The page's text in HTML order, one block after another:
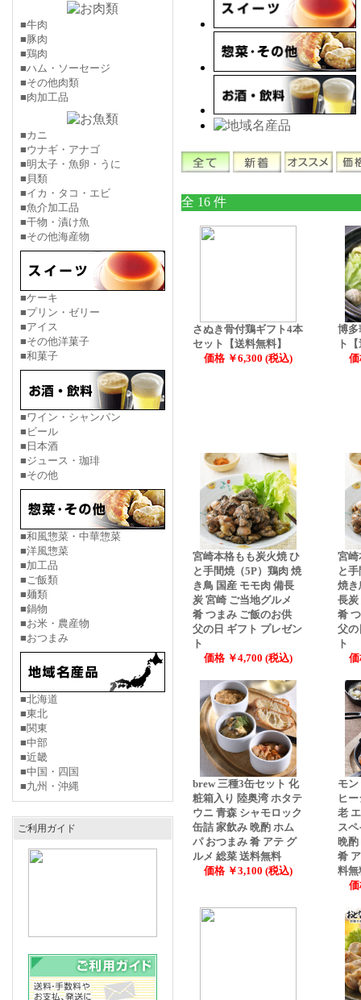
■牛肉
■豚肉
■鶏肉
■ハム・ソーセージ
■その他肉類
■肉加工品
■カニ
■ウナギ・アナゴ
■明太子・魚卵・うに
■貝類
■イカ・タコ・エビ
■魚介加工品
■干物・漬け魚
■その他海産物
■ケーキ
■プリン・ゼリー
■アイス
■その他洋菓子
■和菓子
■ワイン・シャンパン
■ビール
■日本酒
■ジュース・珈琲
■その他
■和風惣菜・中華惣菜
■洋風惣菜
■加工品
■ご飯類
■麺類
■鍋物
■お米・農産物
■おつまみ
■北海道
■東北
■関東
■中部
■近畿
■中国・四国
■九州・沖縄
ご利用ガイド
全 16 件
さぬき骨付鶏ギフト4本
セット【送料無料】
価格 ￥6,300 (税込)
博多
ト
価
宮崎本格もも炭火焼 ひ
と手間焼（5P）鶏肉 焼
き鳥 国産 モモ肉 備長
炭 宮崎 ご当地グルメ
肴 つまみ ご飯のお供
父の日 ギフト プレゼン
ト
価格 ￥4,700 (税込)
宮崎
と
焼き
長炭
肴
父の
ト
価
brew 三種3缶セット 化
粧箱入り 陸奥湾 ホタテ
ウニ 青森 シャモロック
缶詰 家飲み 晩酌 ホム
パ おつまみ 肴 アテ グ
ルメ 総菜 送料無料
価格 ￥3,100 (税込)
モ
ヒ
老
ス
晩
肴
料無
価